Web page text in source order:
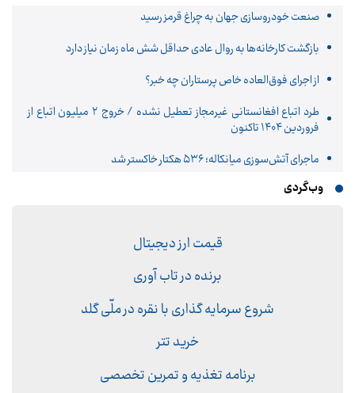
صنعت خودروسازی جهان به چراغ قرمز رسید
بازگشت کارخانه‌ها به روال عادی حداقل شش ماه زمان نیاز دارد
از اجرای فوق‌العاده خاص پرستاران چه خبر؟
طرد اتباع افغانستانی غیرمجاز تعطیل نشده / خروج ۲ میلیون اتباع از
فروردین ۱۴۰۴ تاکنون
ماجرای آتش‌سوزی میانکاله؛ ۵۳۶ هکتار خاکستر شد
وب‌گردی
قیمت ارز دیجیتال
برنده در تاب آوری
شروع سرمایه گذاری با نقره در ملّی گلد
خرید تتر
برنامه تغذیه و تمرین تخصصی